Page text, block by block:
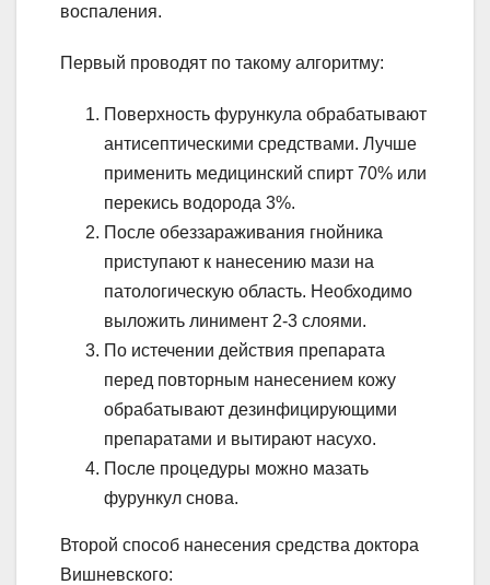
воспаления.
Первый проводят по такому алгоритму:
Поверхность фурункула обрабатывают
антисептическими средствами. Лучше
применить медицинский спирт 70% или
перекись водорода 3%.
После обеззараживания гнойника
приступают к нанесению мази на
патологическую область. Необходимо
выложить линимент 2-3 слоями.
По истечении действия препарата
перед повторным нанесением кожу
обрабатывают дезинфицирующими
препаратами и вытирают насухо.
После процедуры можно мазать
фурункул снова.
Второй способ нанесения средства доктора
Вишневского: